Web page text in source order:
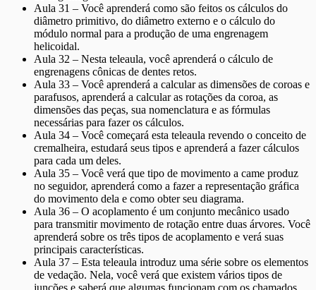
Aula 31 – Você aprenderá como são feitos os cálculos do
diâmetro primitivo, do diâmetro externo e o cálculo do
módulo normal para a produção de uma engrenagem
helicoidal.
Aula 32 – Nesta teleaula, você aprenderá o cálculo de
engrenagens cônicas de dentes retos.
Aula 33 – Você aprenderá a calcular as dimensões de coroas e
parafusos, aprenderá a calcular as rotações da coroa, as
dimensões das peças, sua nomenclatura e as fórmulas
necessárias para fazer os cálculos.
Aula 34 – Você começará esta teleaula revendo o conceito de
cremalheira, estudará seus tipos e aprenderá a fazer cálculos
para cada um deles.
Aula 35 – Você verá que tipo de movimento a came produz
no seguidor, aprenderá como a fazer a representação gráfica
do movimento dela e como obter seu diagrama.
Aula 36 – O acoplamento é um conjunto mecânico usado
para transmitir movimento de rotação entre duas árvores. Você
aprenderá sobre os três tipos de acoplamento e verá suas
principais características.
Aula 37 – Esta teleaula introduz uma série sobre os elementos
de vedação. Nela, você verá que existem vários tipos de